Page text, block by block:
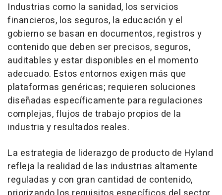
Industrias como la sanidad, los servicios
financieros, los seguros, la educación y el
gobierno se basan en documentos, registros y
contenido que deben ser precisos, seguros,
auditables y estar disponibles en el momento
adecuado. Estos entornos exigen más que
plataformas genéricas; requieren soluciones
diseñadas específicamente para regulaciones
complejas, flujos de trabajo propios de la
industria y resultados reales.
La estrategia de liderazgo de producto de Hyland
refleja la realidad de las industrias altamente
reguladas y con gran cantidad de contenido,